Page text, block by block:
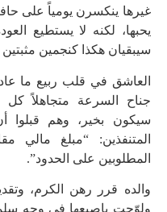
غيرها ينكسرن يومياً على
يحبها، لكنه لا يستطيع
سيبقيان هكذا كنجمين
العاشق في قلب ربيع ما
جناح السرعة متجاهلاً كل
سيكون بخير، وهم قبلوا
المتنفذين: “مبلغ مالي
المطلوبين على الحدود”.
والده قرر رهن الكرم،
ولوّحت بإصبعها في وجه